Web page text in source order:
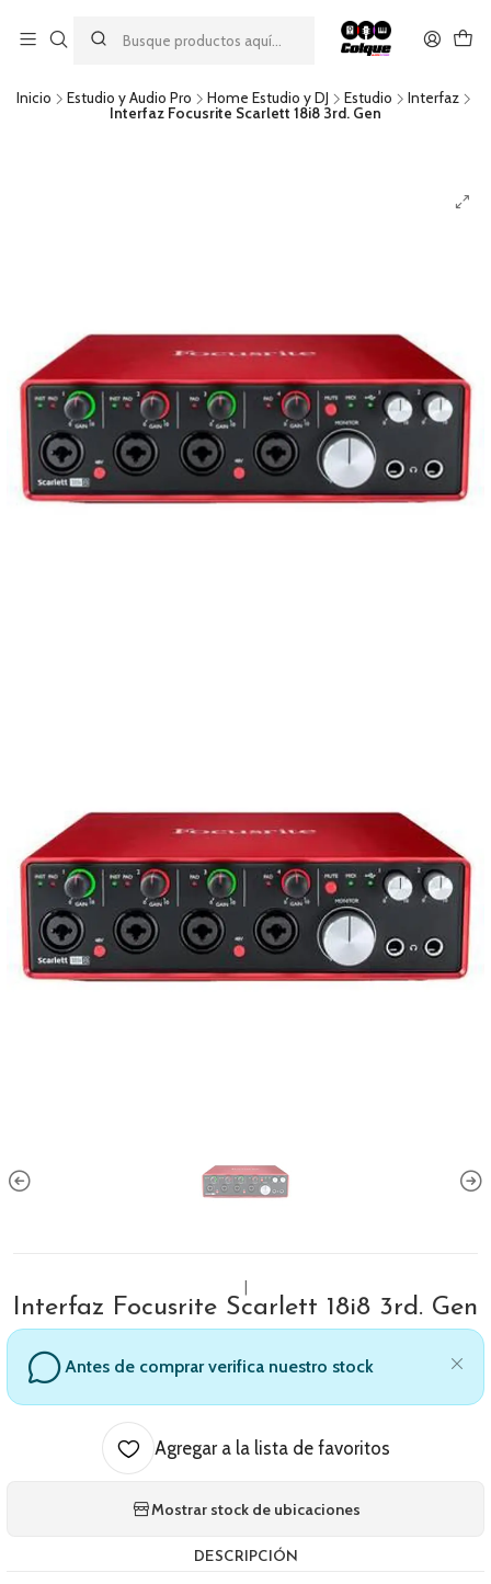
descuento por pago con transferencia bancaria
por una compra mínima de $49.990. Este descuento no es
acumulable a otras promociones ni aplicable a gastos de envío.
Inicio Estudio y Audio Pro Home Estudio y DJ Estudio
Interfaz
Interfaz Focusrite Scarlett 18i8 3rd. Gen
Interfaz Focusrite Scarlett 18i8 3rd. Gen
Antes de comprar verifica nuestro stock
Agregar a la lista de favoritos
Mostrar stock de ubicaciones
DESCRIPCIÓN